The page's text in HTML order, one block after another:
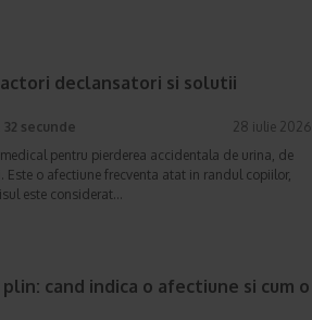
declansatori si solutii
secunde
28 iulie 2026
pentru pierderea accidentala de urina, de
Este o afectiune frecventa atat in randul copiilor,
este considerat…
cand indica o afectiune si cum o